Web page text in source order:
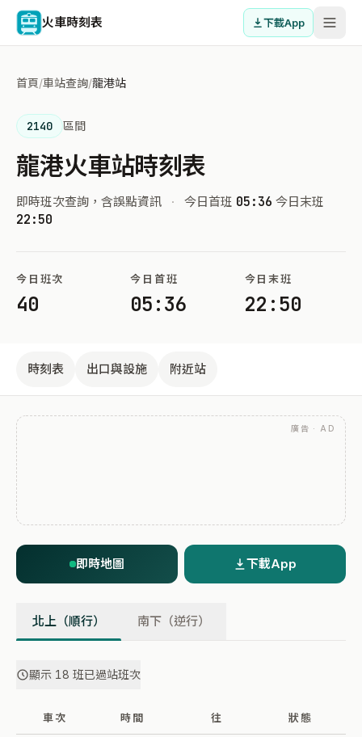
火車時刻表 下載App
首頁/車站查詢/龍港站
2140 區間
龍港火車站時刻表
即時班次查詢，含誤點資訊 · 今日首班 05:36 今日末班
22:50
今日班次
40
今日首班
05:36
今日末班
22:50
時刻表 出口與設施 附近站
廣告 · AD
即時地圖 下載App
北上（順行） 南下（逆行）
顯示 18 班已過站班次
車次 時間 往 狀態